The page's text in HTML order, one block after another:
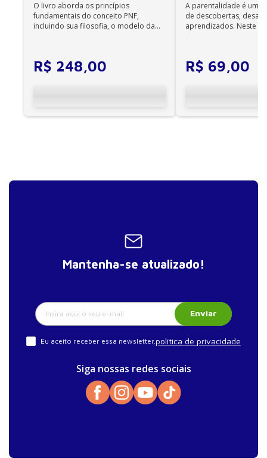
O livro aborda os princípios
fundamentais do conceito PNF,
incluindo sua filosofia, o modelo da
R$ 248,00
A parentalidade é uma
de descobertas,
aprendizados. Neste
R$ 69,00
Mantenha-se atualizado!
Enviar
Eu aceito receber essa newsletter. política de privacidade
Siga nossas redes sociais